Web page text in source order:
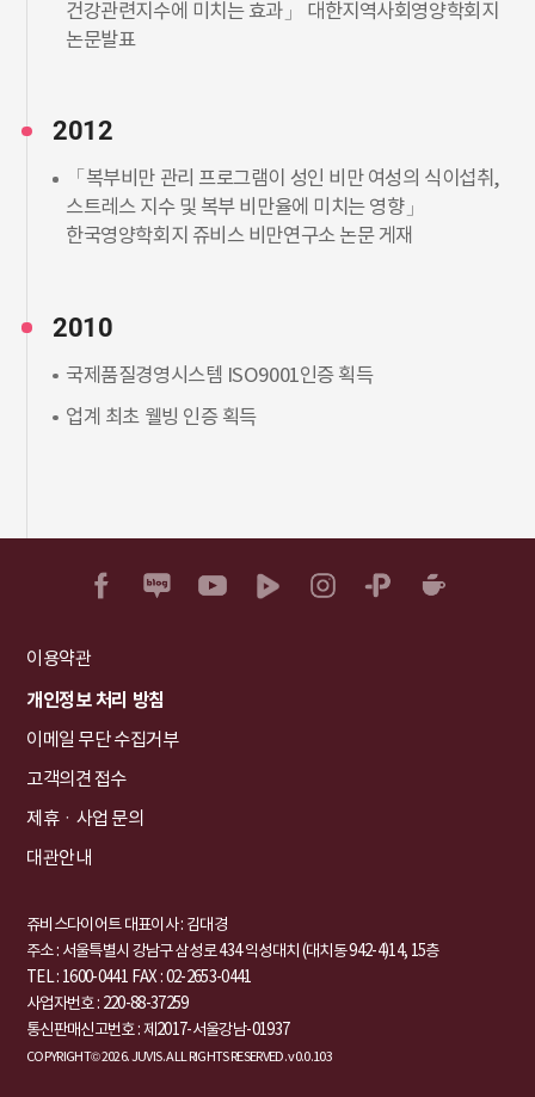
건강관련지수에 미치는 효과」 대한지역사회영양학회지
논문발표
2012
「복부비만 관리 프로그램이 성인 비만 여성의 식이섭취,
스트레스 지수 및 복부 비만율에 미치는 영향」
한국영양학회지 쥬비스 비만연구소 논문 게재
2010
국제품질경영시스템 ISO9001인증 획득
업계 최초 웰빙 인증 획득
이용약관
개인정보 처리 방침
이메일 무단 수집거부
고객의견 접수
제휴ㆍ사업 문의
대관안내
쥬비스다이어트 대표이사 : 김대경
주소 : 서울특별시 강남구 삼성로 434 익성대치 (대치동 942-4)14, 15층
TEL : 1600-0441 FAX : 02-2653-0441
사업자번호 : 220-88-37259
통신판매신고번호 : 제2017-서울강남-01937
COPYRIGHT© 2026. JUVIS. ALL RIGHTS RESERVED. v0.0.103